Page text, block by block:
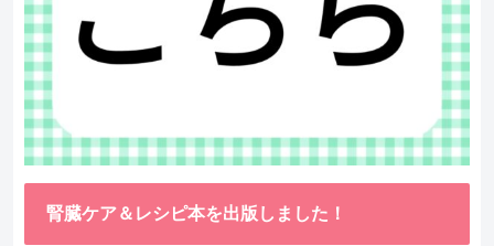
腎臓ケア＆レシピ本を出版しました！